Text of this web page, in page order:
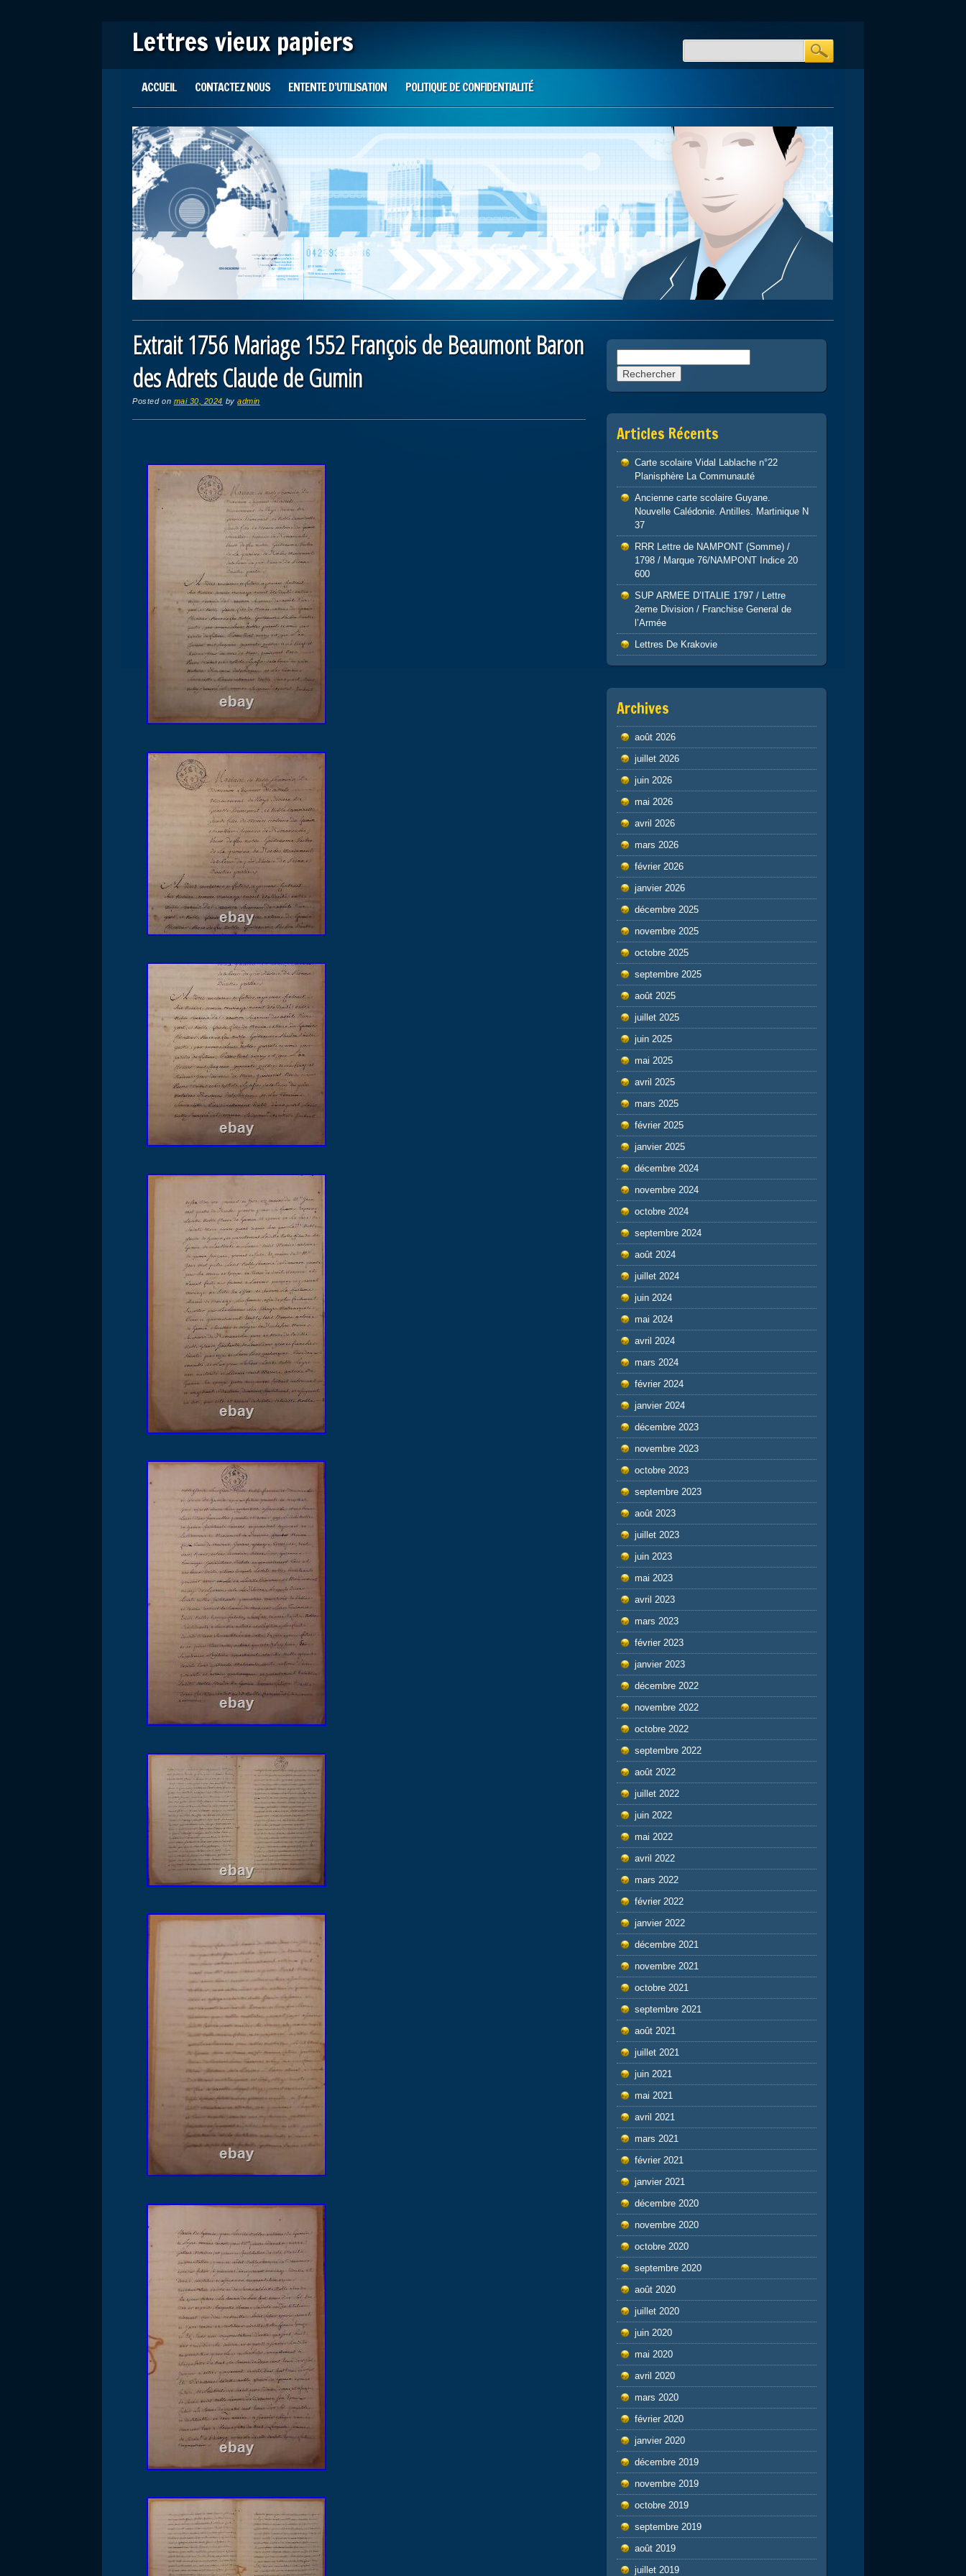
Lettres vieux papiers
Main menu
ACCUEIL CONTACTEZ NOUS ENTENTE D’UTILISATION POLITIQUE DE CONFIDENTIALITÉ
Extrait 1756 Mariage 1552 François de Beaumont Baron
des Adrets Claude de Gumin
Posted on mai 30, 2024 byadmin
Articles Récents
Carte scolaire Vidal Lablache n°22
Planisphère La Communauté
Ancienne carte scolaire Guyane.
Nouvelle Calédonie. Antilles. Martinique N
37
RRR Lettre de NAMPONT (Somme) /
1798 / Marque 76/NAMPONT Indice 20
600
SUP ARMEE D’ITALIE 1797 / Lettre
2eme Division / Franchise General de
l’Armée
Lettres De Krakovie
Archives
août 2026
juillet 2026
juin 2026
mai 2026
avril 2026
mars 2026
février 2026
janvier 2026
décembre 2025
novembre 2025
octobre 2025
septembre 2025
août 2025
juillet 2025
juin 2025
mai 2025
avril 2025
mars 2025
février 2025
janvier 2025
décembre 2024
novembre 2024
octobre 2024
septembre 2024
août 2024
juillet 2024
juin 2024
mai 2024
avril 2024
mars 2024
février 2024
janvier 2024
décembre 2023
novembre 2023
octobre 2023
septembre 2023
août 2023
juillet 2023
juin 2023
mai 2023
avril 2023
mars 2023
février 2023
janvier 2023
décembre 2022
novembre 2022
octobre 2022
septembre 2022
août 2022
juillet 2022
juin 2022
mai 2022
avril 2022
mars 2022
février 2022
janvier 2022
décembre 2021
novembre 2021
octobre 2021
septembre 2021
août 2021
juillet 2021
juin 2021
mai 2021
avril 2021
mars 2021
février 2021
janvier 2021
décembre 2020
novembre 2020
octobre 2020
septembre 2020
août 2020
juillet 2020
juin 2020
mai 2020
avril 2020
mars 2020
février 2020
janvier 2020
décembre 2019
novembre 2019
octobre 2019
septembre 2019
août 2019
juillet 2019